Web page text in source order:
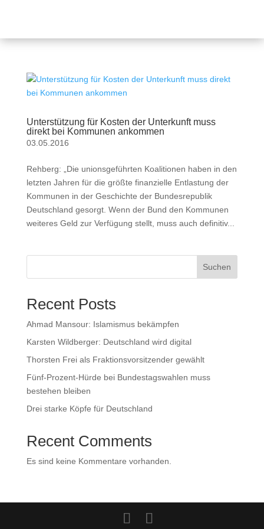
Unterstützung für Kosten der Unterkunft muss
direkt bei Kommunen ankommen
03.05.2016
Rehberg: „Die unionsgeführten Koalitionen haben in den
letzten Jahren für die größte finanzielle Entlastung der
Kommunen in der Geschichte der Bundesrepublik
Deutschland gesorgt. Wenn der Bund den Kommunen
weiteres Geld zur Verfügung stellt, muss auch definitiv...
Suchen
Recent Posts
Ahmad Mansour: Islamismus bekämpfen
Karsten Wildberger: Deutschland wird digital
Thorsten Frei als Fraktionsvorsitzender gewählt
Fünf-Prozent-Hürde bei Bundestagswahlen muss
bestehen bleiben
Drei starke Köpfe für Deutschland
Recent Comments
Es sind keine Kommentare vorhanden.